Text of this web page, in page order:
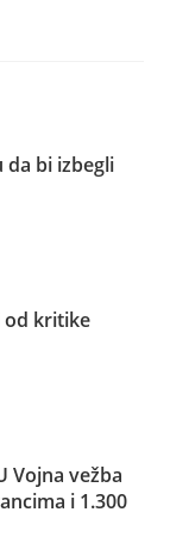
da bi izbegli
od kritike
Vojna vežba
i 1.300